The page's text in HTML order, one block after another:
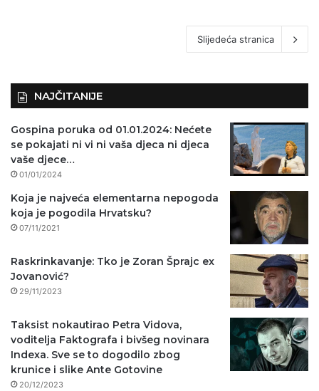
Slijedeća stranica
NAJČITANIJE
Gospina poruka od 01.01.2024: Nećete
se pokajati ni vi ni vaša djeca ni djeca
vaše djece…
01/01/2024
Koja je najveća elementarna nepogoda
koja je pogodila Hrvatsku?
07/11/2021
Raskrinkavanje: Tko je Zoran Šprajc ex
Jovanović?
29/11/2023
Taksist nokautirao Petra Vidova,
voditelja Faktografa i bivšeg novinara
Indexa. Sve se to dogodilo zbog
krunice i slike Ante Gotovine
20/12/2023